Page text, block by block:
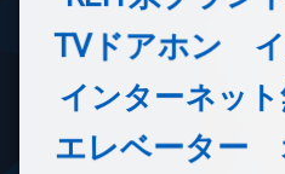
TVドアホン
インターネッ
エレベーター